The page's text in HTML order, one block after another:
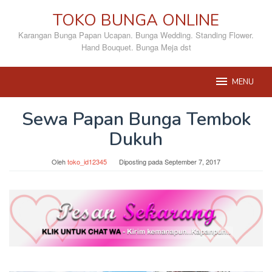
konten
TOKO BUNGA ONLINE
Karangan Bunga Papan Ucapan. Bunga Wedding. Standing Flower.
Hand Bouquet. Bunga Meja dst
MENU
Sewa Papan Bunga Tembok
Dukuh
Olehtoko_id12345 Diposting padaSeptember 7, 2017